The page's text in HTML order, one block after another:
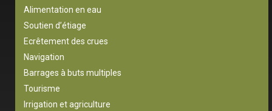
Alimentation en eau
Soutien d’étiage
Ecrêtement des crues
Navigation
Barrages à buts multiples
Tourisme
Irrigation et agriculture